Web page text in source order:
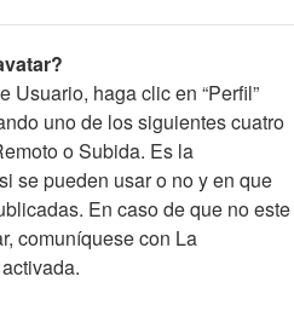
Usuario, haga clic en “Perfil”
uno de los siguientes cuatro
o Subida. Es la
se pueden usar o no y en que
En caso de que no este
comuníquese con La